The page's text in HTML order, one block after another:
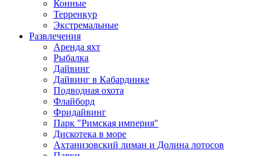
Конные
Терренкур
Экстремальные
Развлечения
Аренда яхт
Рыбалка
Дайвинг
Дайвинг в Кабардинке
Подводная охота
Флайборд
Фридайвинг
Парк "Римская империя"
Дискотека в море
Ахтанизовский лиман и Долина лотосов